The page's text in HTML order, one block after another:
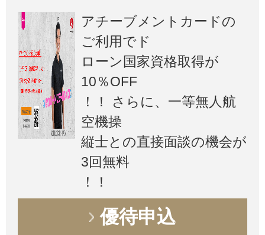
アチーブメントカードの
ご利用でド
ローン国家資格取得が
10％OFF
！！ さらに、一等無人航
空機操
縦士との直接面談の機会が
3回無料
！！
優待申込